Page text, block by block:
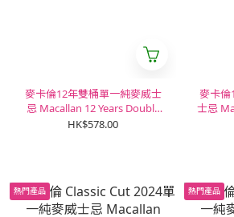
麥卡倫12年雙桶單一純麥威士
忌 Macallan 12 Years Double
Cask Single Malt Whisky
HK$578.00
麥卡倫
士忌
熱門產品 熱門產品